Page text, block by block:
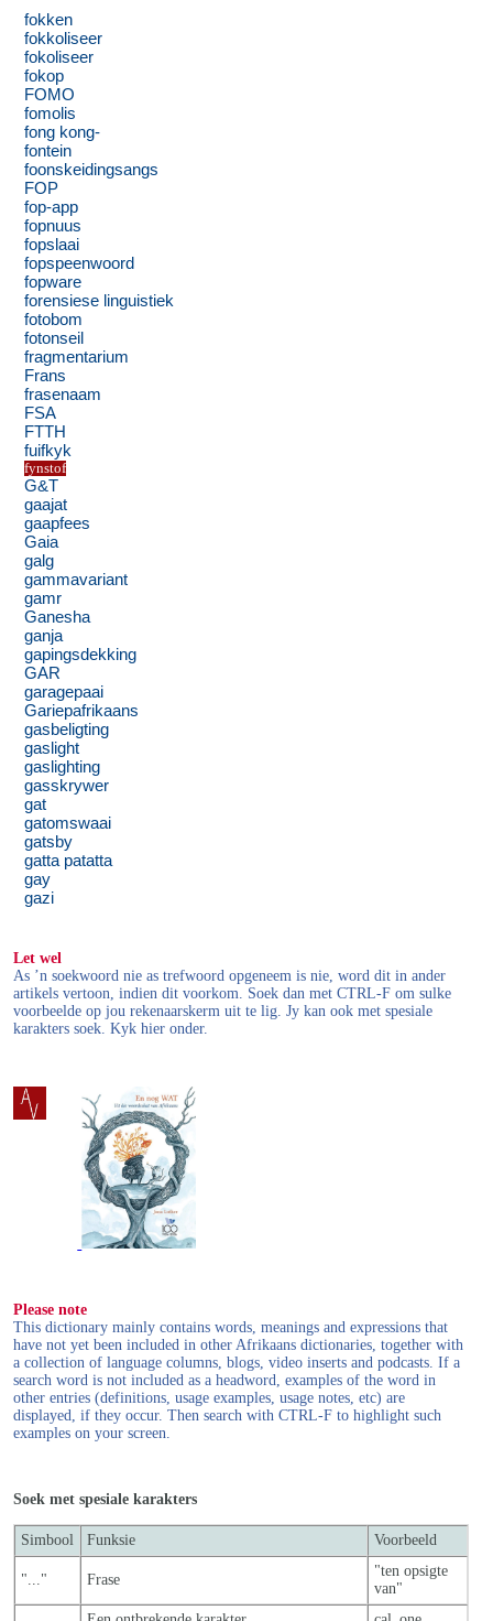
fokken
fokkoliseer
fokoliseer
fokop
FOMO
fomolis
fong kong-
fontein
foonskeidingsangs
FOP
fop-app
fopnuus
fopslaai
fopspeenwoord
fopware
forensiese linguistiek
fotobom
fotonseil
fragmentarium
Frans
frasenaam
FSA
FTTH
fuifkyk
fynstof
G&T
gaajat
gaapfees
Gaia
galg
gammavariant
gamr
Ganesha
ganja
gapingsdekking
GAR
garagepaai
Gariepafrikaans
gasbeligting
gaslight
gaslighting
gasskrywer
gat
gatomswaai
gatsby
gatta patatta
gay
gazi
Let wel
As ’n soekwoord nie as trefwoord opgeneem is nie, word dit in ander
artikels vertoon, indien dit voorkom. Soek dan met CTRL-F om sulke
voorbeelde op jou rekenaarskerm uit te lig. Jy kan ook met spesiale
karakters soek. Kyk hier onder.
Please note
This dictionary mainly contains words, meanings and expressions that
have not yet been included in other Afrikaans dictionaries, together with
a collection of language columns, blogs, video inserts and podcasts. If a
search word is not included as a headword, examples of the word in
other entries (definitions, usage examples, usage notes, etc) are
displayed, if they occur. Then search with CTRL-F to highlight such
examples on your screen.
Soek met spesiale karakters
Simbool Funksie Voorbeeld
"..." Frase
"ten opsigte
van"